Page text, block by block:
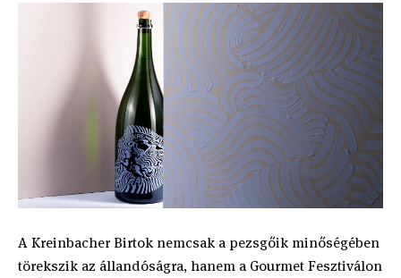
A Kreinbacher Birtok nemcsak a pezsgőik minőségében
törekszik az állandóságra, hanem a Gourmet Fesztiválon